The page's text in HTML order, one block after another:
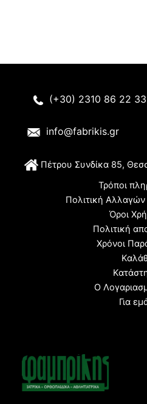
(+30) 2310 86 22 33
info@fabrikis.gr
Πέτρου Συνδίκα 85,
Τρόποι
Πολιτική
Όροι
Πολιτική
Χρόνοι
Ο
Για